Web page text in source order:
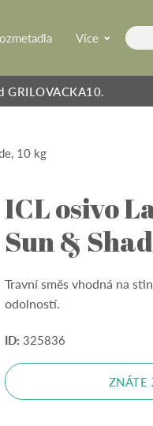
Více
GRILOVACKA10.
10 kg
ICL osivo
Sun &
Travní směs vhodná na
odolností.
ID: 325836
ZNÁTE